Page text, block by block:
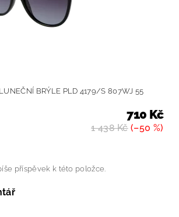
BRÝLE PLD 4179/S 807WJ 55
1 438 Kč(–50 %)
710 Kč
příspěvek k této položce.